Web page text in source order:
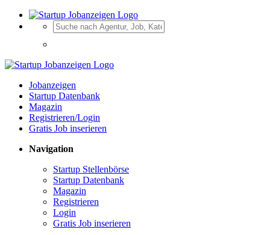
Jobanzeigen
Startup Datenbank
Magazin
Registrieren/Login
Gratis Job inserieren
Navigation
Startup Stellenbörse
Startup Datenbank
Magazin
Registrieren
Login
Gratis Job inserieren